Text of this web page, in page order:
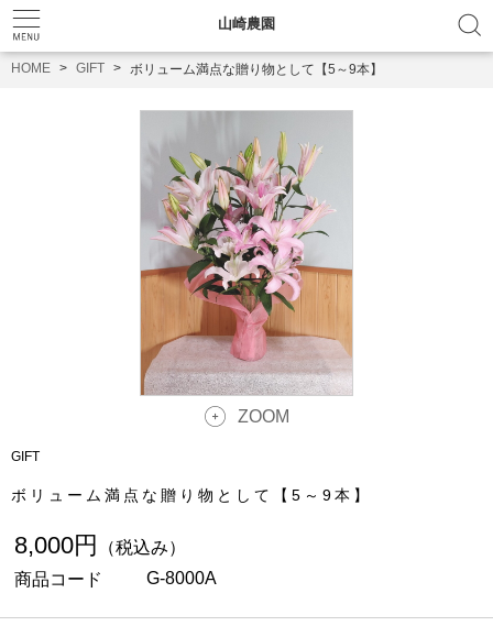
山崎農園
HOME GIFT ボリューム満点な贈り物として【5～9本】
ZOOM
GIFT
ボリューム満点な贈り物として【5～9本】
8,000円
（税込み）
商品コード
G-8000A